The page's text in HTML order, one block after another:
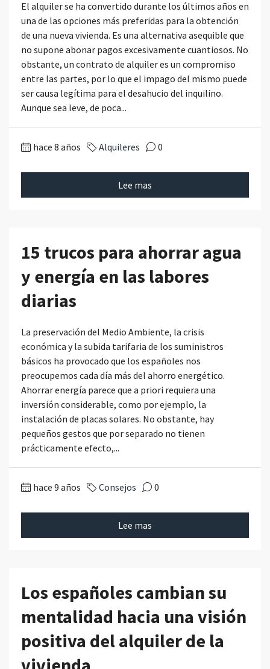
El alquiler se ha convertido durante los últimos años en
una de las opciones más preferidas para la obtención
de una nueva vivienda. Es una alternativa asequible que
no supone abonar pagos excesivamente cuantiosos. No
obstante, un contrato de alquiler es un compromiso
entre las partes, por lo que el impago del mismo puede
ser causa legítima para el desahucio del inquilino.
Aunque sea leve, de poca...
hace 8 años Alquileres 0
Lee mas
15 trucos para ahorrar agua
y energía en las labores
diarias
La preservación del Medio Ambiente, la crisis
económica y la subida tarifaria de los suministros
básicos ha provocado que los españoles nos
preocupemos cada día más del ahorro energético.
Ahorrar energía parece que a priori requiera una
inversión considerable, como por ejemplo, la
instalación de placas solares. No obstante, hay
pequeños gestos que por separado no tienen
prácticamente efecto,...
hace 9 años Consejos 0
Lee mas
Los españoles cambian su
mentalidad hacia una visión
positiva del alquiler de la